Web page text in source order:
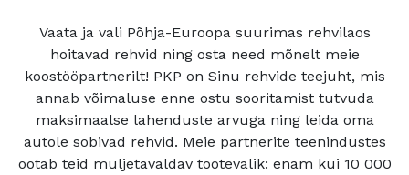
Vaata ja vali Põhja-Euroopa suurimas rehvilaos
hoitavad rehvid ning osta need mõnelt meie
koostööpartnerilt! PKP on Sinu rehvide teejuht, mis
annab võimaluse enne ostu sooritamist tutvuda
maksimaalse lahenduste arvuga ning leida oma
autole sobivad rehvid. Meie partnerite teenindustes
ootab teid muljetavaldav tootevalik: enam kui 10 000